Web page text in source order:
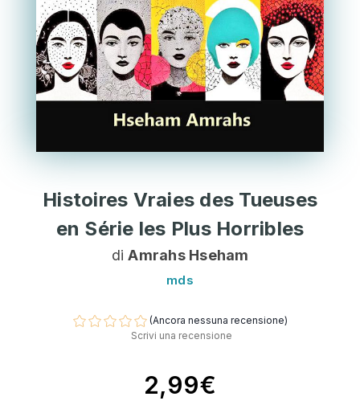
Histoires Vraies des Tueuses
en Série les Plus Horribles
diAmrahs Hseham
mds
(Ancora nessuna recensione)
Scrivi una recensione
2,99€